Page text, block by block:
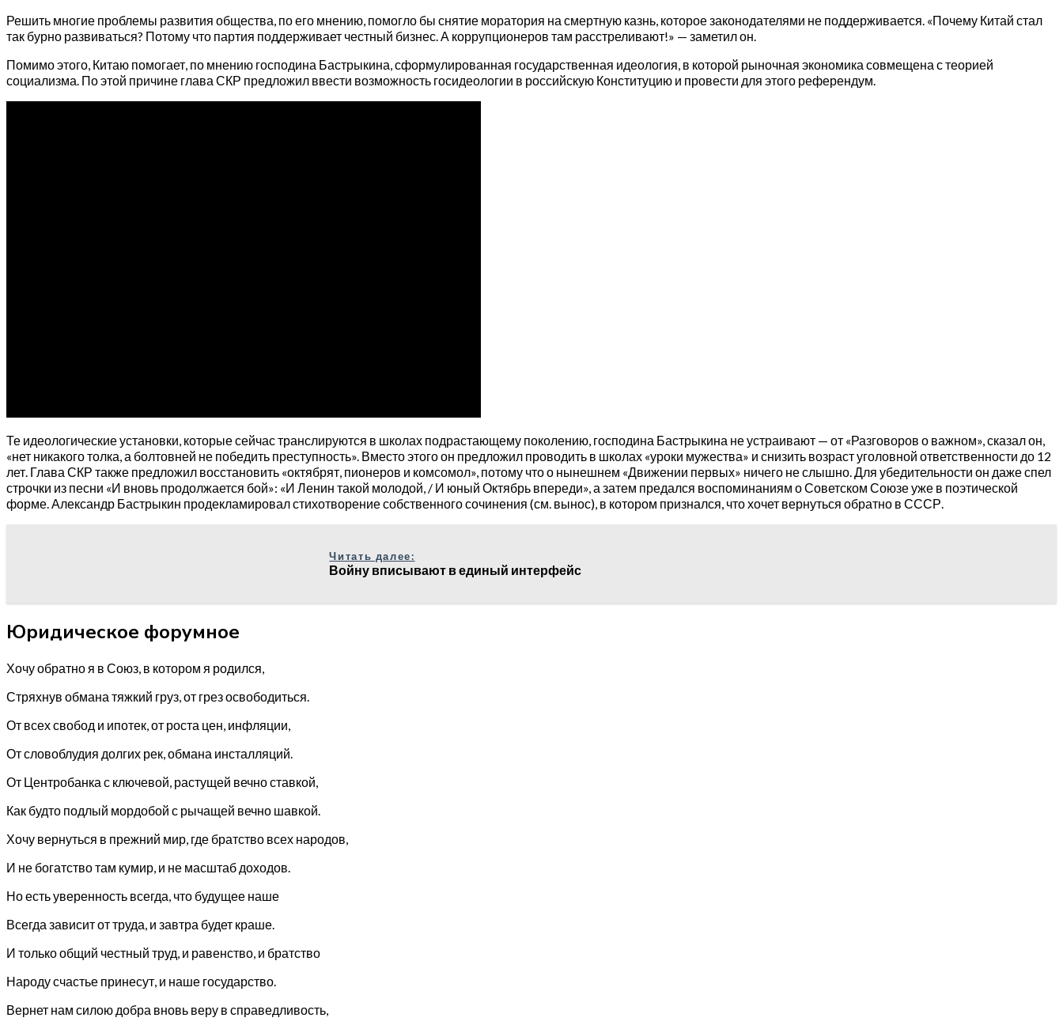
Решить многие проблемы развития общества, по его мнению, помогло бы снятие моратория на смертную казнь, которое законодателями не поддерживается. «Почему Китай стал
так бурно развиваться? Потому что партия поддерживает честный бизнес. А коррупционеров там расстреливают!» — заметил он.
Помимо этого, Китаю помогает, по мнению господина Бастрыкина, сформулированная государственная идеология, в которой рыночная экономика совмещена с теорией
социализма. По этой причине глава СКР предложил ввести возможность госидеологии в российскую Конституцию и провести для этого референдум.
Те идеологические установки, которые сейчас транслируются в школах подрастающему поколению, господина Бастрыкина не устраивают — от «Разговоров о важном», сказал он,
«нет никакого толка, а болтовней не победить преступность». Вместо этого он предложил проводить в школах «уроки мужества» и снизить возраст уголовной ответственности до 12
лет. Глава СКР также предложил восстановить «октябрят, пионеров и комсомол», потому что о нынешнем «Движении первых» ничего не слышно. Для убедительности он даже спел
строчки из песни «И вновь продолжается бой»: «И Ленин такой молодой, / И юный Октябрь впереди», а затем предался воспоминаниям о Советском Союзе уже в поэтической
форме. Александр Бастрыкин продекламировал стихотворение собственного сочинения (см. вынос), в котором признался, что хочет вернуться обратно в СССР.
Читать далее:
Войну вписывают в единый интерфейс
Юридическое форумное
Хочу обратно я в Союз, в котором я родился,
Стряхнув обмана тяжкий груз, от грез освободиться.
От всех свобод и ипотек, от роста цен, инфляции,
От словоблудия долгих рек, обмана инсталляций.
От Центробанка с ключевой, растущей вечно ставкой,
Как будто подлый мордобой с рычащей вечно шавкой.
Хочу вернуться в прежний мир, где братство всех народов,
И не богатство там кумир, и не масштаб доходов.
Но есть уверенность всегда, что будущее наше
Всегда зависит от труда, и завтра будет краше.
И только общий честный труд, и равенство, и братство
Народу счастье принесут, и наше государство.
Вернет нам силою добра вновь веру в справедливость,